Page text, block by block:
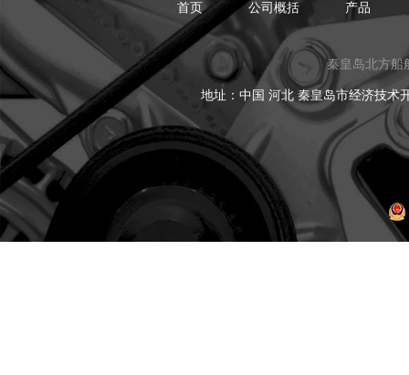
首页 公司概括 产品
秦皇岛北方船
地址：中国 河北 秦皇岛市经济技术